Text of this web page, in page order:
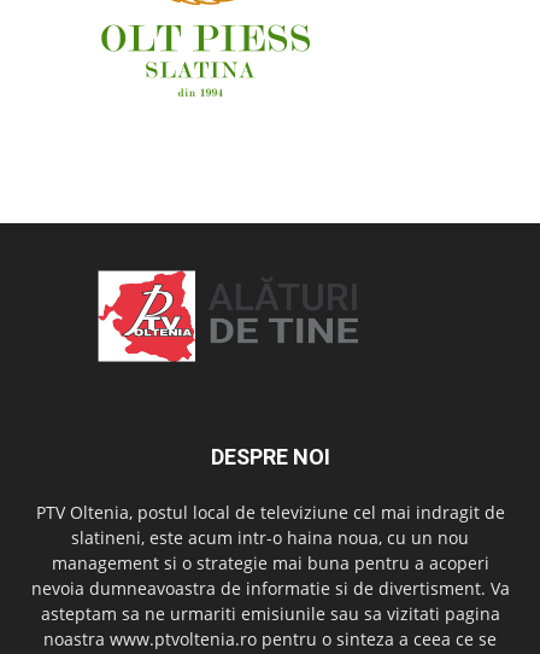
DESPRE NOI
PTV Oltenia, postul local de televiziune cel mai indragit de
slatineni, este acum intr-o haina noua, cu un nou
management si o strategie mai buna pentru a acoperi
nevoia dumneavoastra de informatie si de divertisment. Va
asteptam sa ne urmariti emisiunile sau sa vizitati pagina
noastra www.ptvoltenia.ro pentru o sinteza a ceea ce se